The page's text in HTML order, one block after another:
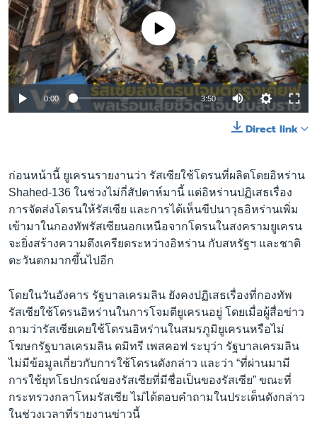
No media source currently available
0:00 3:50
Direct link
ก่อนหน้านี้ ยูเครนรายงานว่า รัสเซียใช้โดรนที่ผลิตโดยอิหร่าน
Shahed-136 ในช่วงไม่กี่สัปดาห์มานี้ แต่อิหร่านปฏิเสธเรื่อง
การจัดส่งโดรนให้รัสเซีย และการได้เห็นขีปนาวุธอิหร่านเพิ่ม
เข้ามาในกองทัพรัสเซียนอกเหนือจากโดรนในสงครามยูเครน
จะยิ่งสร้างความตึงเครียดระหว่างอิหร่าน กับสหรัฐฯ และชาติ
ตะวันตกมากขึ้นไปอีก
โดยในวันอังคาร รัฐบาลเครมลิน ยังคงปฏิเสธเรื่องที่กองทัพ
รัสเซียใช้โดรนอิหร่านในการโจมตียูเครนอยู่ โดยเมื่อผู้สื่อข่าว
ถามว่ารัสเซียเคยใช้โดรนอิหร่านในสมรภูมิยูเครนหรือไม่
โฆษกรัฐบาลเครมลิน ดมิทรี เพสคอฟ ระบุว่า รัฐบาลเครมลิน
ไม่มีข้อมูลเกี่ยวกับการใช้โดรนดังกล่าว และว่า “ที่ผ่านมามี
การใช้ยุทโธปกรณ์ของรัสเซียที่มีชื่อเป็นของรัสเซีย” ขณะที่
กระทรวงกลาโหมรัสเซีย ไม่ได้ตอบคำถามในประเด็นดังกล่าว
ในช่วงเวลาที่รายงานข่าวนี้